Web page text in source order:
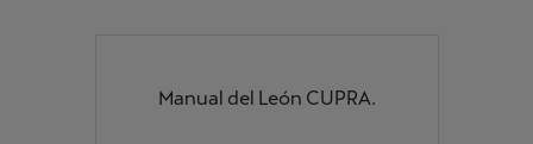
Manual del León CUPRA.